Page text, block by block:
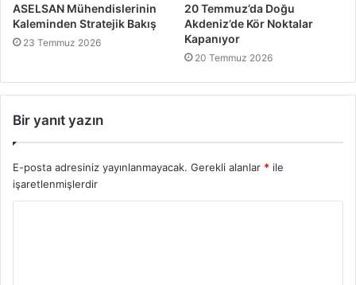
ASELSAN Mühendislerinin
Kaleminden Stratejik Bakış
23 Temmuz 2026
20 Temmuz’da Doğu
Akdeniz’de Kör Noktalar
Kapanıyor
20 Temmuz 2026
Bir yanıt yazın
E-posta adresiniz yayınlanmayacak. Gerekli alanlar * ile
işaretlenmişlerdir